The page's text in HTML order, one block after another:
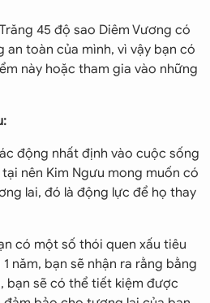
45 độ sao Diêm Vương có
an toàn của mình, vì vậy bạn có
này hoặc tham gia vào những
động nhất định vào cuộc sống
nên Kim Ngưu mong muốn có
lai, đó là động lực để họ thay
có một số thói quen xấu tiêu
năm, bạn sẽ nhận ra rằng bằng
bạn sẽ có thể tiết kiệm được